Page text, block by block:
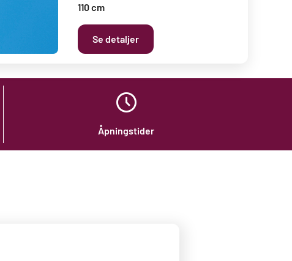
110 cm
Se detaljer
Åpningstider